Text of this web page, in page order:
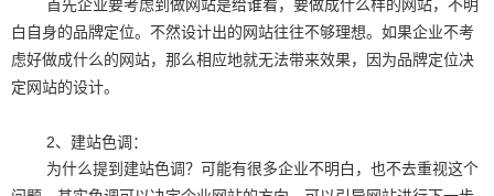
首先企业要考虑到做网站是给谁看，要做成什么样的网站，不明
白自身的品牌定位。不然设计出的网站往往不够理想。如果企业不考
虑好做成什么的网站，那么相应地就无法带来效果，因为品牌定位决
定网站的设计。
2、建站色调：
为什么提到建站色调？可能有很多企业不明白，也不去重视这个